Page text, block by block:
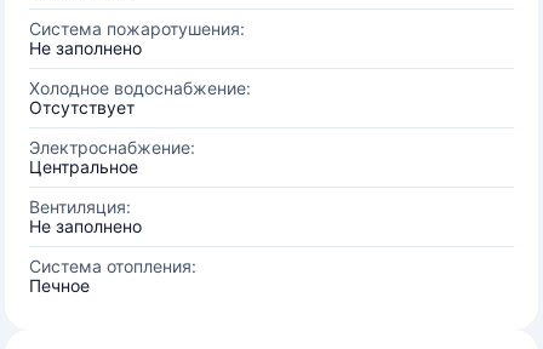
Система пожаротушения:
Не заполнено
Холодное водоснабжение:
Отсутствует
Электроснабжение:
Центральное
Вентиляция:
Не заполнено
Система отопления:
Печное